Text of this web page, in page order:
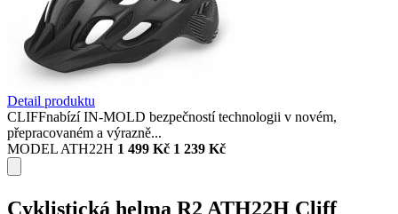
Detail produktu
CLIFFnabízí IN-MOLD bezpečností technologii v novém,
přepracovaném a výrazně...
MODEL ATH22H 1 499 Kč 1 239 Kč
Cyklistická helma R2 ATH22H Cliff